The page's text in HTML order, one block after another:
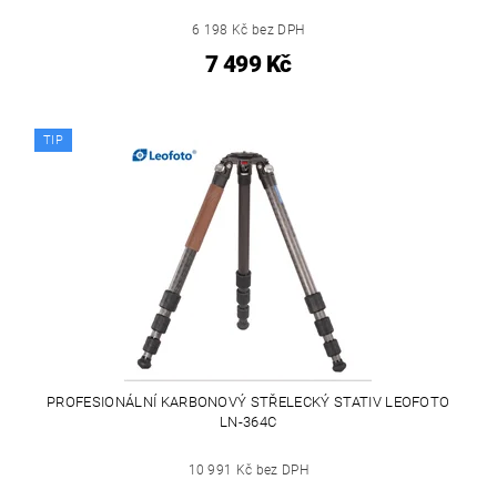
6 198 Kč bez DPH
7 499 Kč
TIP
PROFESIONÁLNÍ KARBONOVÝ STŘELECKÝ STATIV LEOFOTO
LN-364C
10 991 Kč bez DPH